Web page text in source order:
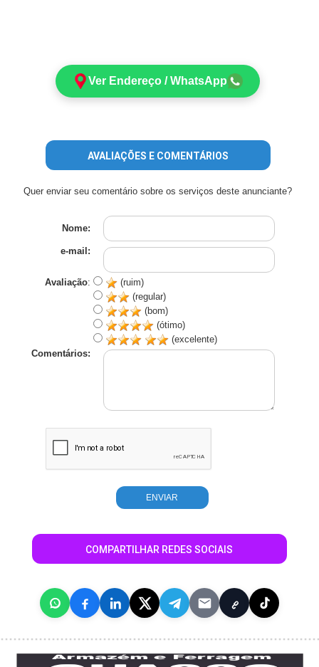
Ver Endereço / WhatsApp
AVALIAÇÕES E COMENTÁRIOS
Quer enviar seu comentário sobre os serviços deste anunciante?
Nome:
e-mail:
Avaliação:
(ruim)
(regular)
(bom)
(ótimo)
(excelente)
Comentários:
COMPARTILHAR REDES SOCIAIS